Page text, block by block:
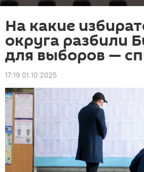
На какие
округа разбили
для выборов —
17:19 01.10.2025